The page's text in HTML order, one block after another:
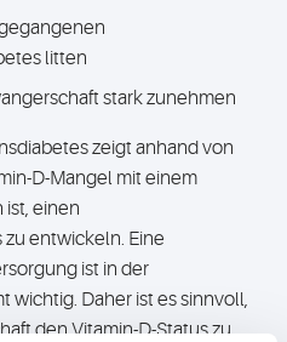
litten
stark zunehmen
zeigt anhand von
D-Mangel mit einem
einen
entwickeln. Eine
ist in der
wichtig. Daher ist es sinnvoll,
den Vitamin-D-Status zu